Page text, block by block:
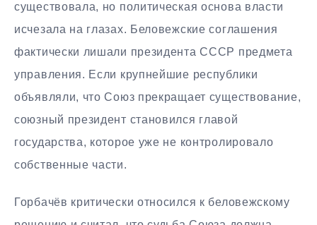
существовала, но политическая основа власти
исчезала на глазах. Беловежские соглашения
фактически лишали президента СССР предмета
управления. Если крупнейшие республики
объявляли, что Союз прекращает существование,
союзный президент становился главой
государства, которое уже не контролировало
собственные части.
Горбачёв критически относился к беловежскому